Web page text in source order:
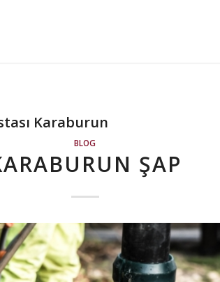
Karaburun
BLOG
ŞAP